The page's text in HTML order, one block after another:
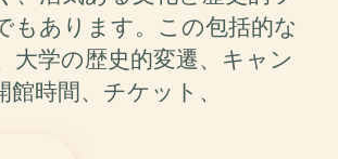
もあります。この包括的な
大学の歴史的変遷、キャン
時間、チケット、